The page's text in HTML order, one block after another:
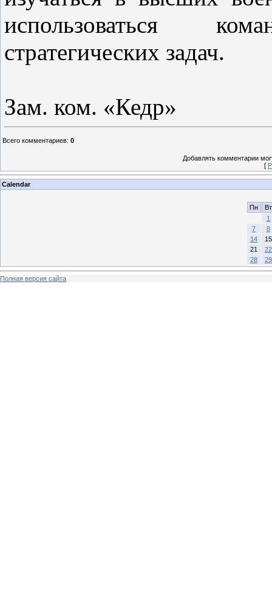
использоваться
стратегических задач.
Зам. ком. «Кедр»
Всего комментариев: 0
Добавлять комментарии
[
Calendar
Пн
Вт
1
7
8
14
15
21
22
28
29
Полная версия сайта